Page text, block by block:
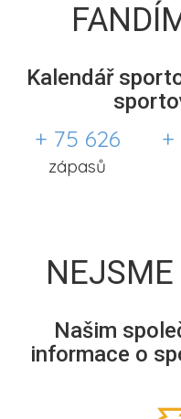
Kalendář
+ 75 626
zápasů
+
Našim
informace o